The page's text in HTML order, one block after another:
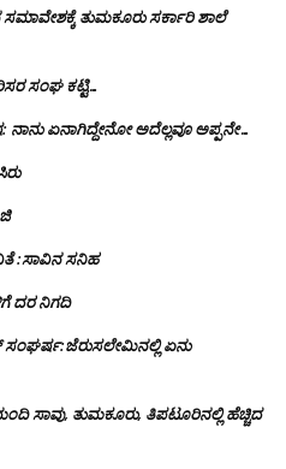
ಸಮಾವೇಶಕ್ಕೆ‌ ತುಮಕೂರು ಸರ್ಕಾರಿ ಶಾಲೆ
ಸಂಘ ಕಟ್ಟಿ…
ಏನಾಗಿದ್ದೇನೋ‌ ಅದೆಲ್ಲವೂ ಅಪ್ಪನೇ…
:ಸಾವಿನ ಸನಿಹ
ದರ ನಿಗದಿ
ಸಂಘರ್ಷ:ಜೆರುಸಲೇಮಿನಲ್ಲಿ ಏನು
ಸಾವು, ತುಮಕೂರು, ತಿಪಟೂರಿನಲ್ಲಿ ಹೆಚ್ಚಿದ